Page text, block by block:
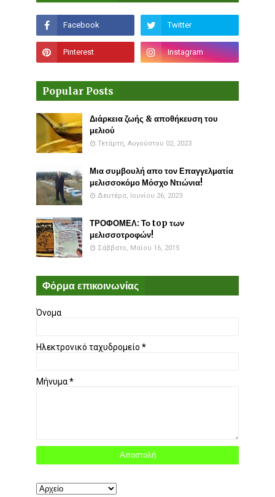
Popular Posts
Διάρκεια ζωής & αποθήκευση του
μελιού
Τετάρτη, Αυγούστου 02, 2023
Μια συμβουλή απο τον Επαγγελματία
μελισσοκόμο Μόσχο Ντιώνια!
Δευτέρα, Ιουνίου 26, 2023
ΤΡΟΦΟΜΕΛ: Το top των
μελισσοτροφών!
Σάββατο, Μαΐου 16, 2015
Φόρμα επικοινωνίας
Όνομα
Ηλεκτρονικό ταχυδρομείο *
Μήνυμα*